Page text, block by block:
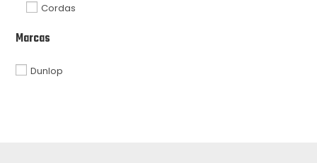
Cordas
Marcas
Dunlop